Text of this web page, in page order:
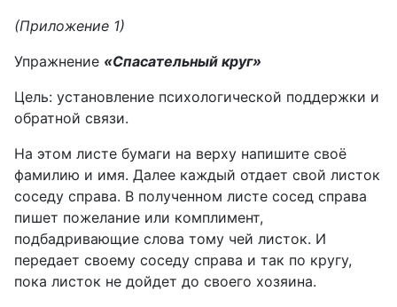
(Приложение 1)
Упражнение «Спасательный круг»
Цель: установление психологической поддержки и
обратной связи.
На этом листе бумаги на верху напишите своё
фамилию и имя. Далее каждый отдает свой листок
соседу справа. В полученном листе сосед справа
пишет пожелание или комплимент,
подбадривающие слова тому чей листок. И
передает своему соседу справа и так по кругу,
пока листок не дойдет до своего хозяина.